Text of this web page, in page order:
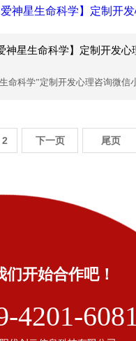
神星生命科学】定制开发心
命科学”定制开发心理咨询微信
2 下一页 尾页
们开始合作吧！
4201-